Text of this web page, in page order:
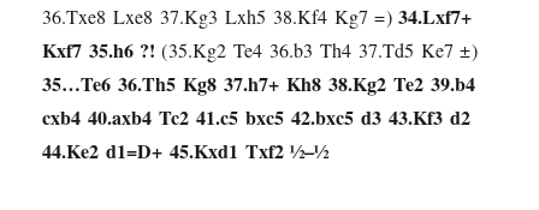
36.Txe8 Lxe8 37.Kg3 Lxh5 38.Kf4 Kg7 = 34.Lxf7+
Kxf7 35.h6 ?! 35.Kg2 Te4 36.b3 Th4 37.Td5 Ke7 ±
35…Te6 36.Th5 Kg8 37.h7+ Kh8 38.Kg2 Te2 39.b4
cxb4 40.axb4 Tc2 41.c5 bxc5 42.bxc5 d3 43.Kf3 d2
44.Ke2 d1=D+ 45.Kxd1 Txf2 ½–½